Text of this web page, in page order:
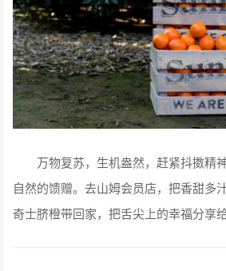
万物复苏，生机盎然，赶紧抖擞精
自然的馈赠。去山姆会员店，把香甜多
奇士脐橙带回家，把舌尖上的幸福分享